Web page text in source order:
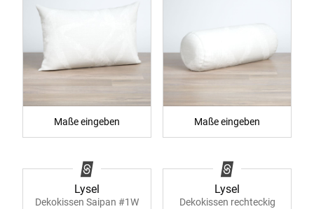
Maße eingeben Maße eingeben
Lysel
Dekokissen Saipan #1W
Lysel
Dekokissen rechteckig